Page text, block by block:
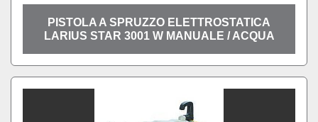
PISTOLA A SPRUZZO ELETTROSTATICA
LARIUS STAR 3001 W MANUALE / ACQUA